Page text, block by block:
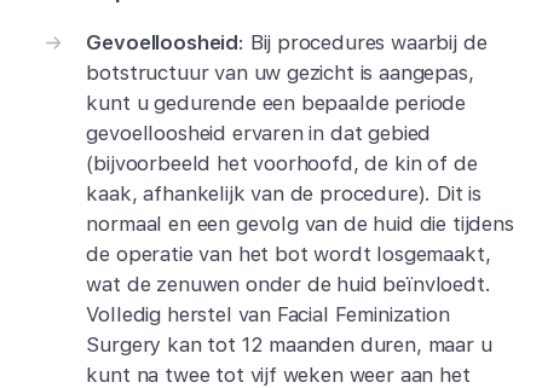
Gevoelloosheid: Bij procedures waarbij de
botstructuur van uw gezicht is aangepas,
kunt u gedurende een bepaalde periode
gevoelloosheid ervaren in dat gebied
(bijvoorbeeld het voorhoofd, de kin of de
kaak, afhankelijk van de procedure). Dit is
normaal en een gevolg van de huid die tijdens
de operatie van het bot wordt losgemaakt,
wat de zenuwen onder de huid beïnvloedt.
Volledig herstel van Facial Feminization
Surgery kan tot 12 maanden duren, maar u
kunt na twee tot vijf weken weer aan het